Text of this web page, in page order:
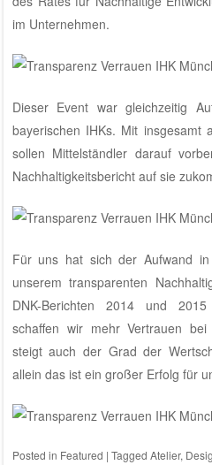
im Unternehmen.
Dieser Event war gleichzeitig
bayerischen IHKs. Mit insgesamt
sollen Mittelständler darauf
Nachhaltigkeitsbericht auf sie
Für uns hat sich der Aufwand
unserem transparenten
DNK-Berichten 2014 und 2015
schaffen wir mehr Vertrauen
steigt auch der Grad der
allein das ist ein großer Erfolg für
Posted in Featured | Tagged Atelier,